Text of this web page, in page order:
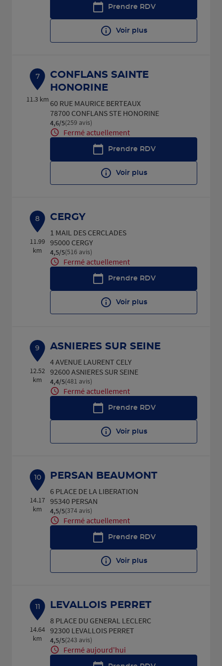
Prendre RDV
Voir plus
7
11.3 km
CONFLANS SAINTE
HONORINE
60 RUE MAURICE BERTEAUX
78700 CONFLANS STE HONORINE
4,6/5Note de 4.6 sur 5
(259 avis)
Fermé actuellement
Prendre RDV
Voir plus
8
11.99
km
CERGY
1 MAIL DES CERCLADES
95000 CERGY
4,5/5Note de 4.5 sur 5
(516 avis)
Fermé actuellement
Prendre RDV
Voir plus
9
12.52
km
ASNIERES SUR SEINE
4 AVENUE LAURENT CELY
92600 ASNIERES SUR SEINE
4,4/5Note de 4.4 sur 5
(481 avis)
Fermé actuellement
Prendre RDV
Voir plus
10
14.17
km
PERSAN BEAUMONT
6 PLACE DE LA LIBERATION
95340 PERSAN
4,5/5Note de 4.5 sur 5
(374 avis)
Fermé actuellement
Prendre RDV
Voir plus
11
14.64
km
LEVALLOIS PERRET
8 PLACE DU GENERAL LECLERC
92300 LEVALLOIS PERRET
4,5/5Note de 4.5 sur 5
(243 avis)
Fermé aujourd'hui